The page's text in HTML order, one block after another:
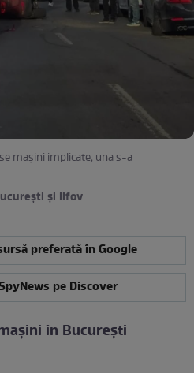
mașini implicate, una s-a
și Ilfov
preferată în Google
pe Discover
în București